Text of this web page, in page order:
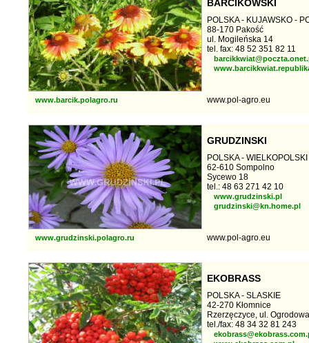
BARCIKOWSKI
POLSKA - KUJAWSKO -
88-170 Pakość
ul. Mogileńska 14
tel. fax: 48 52 351 82 11
www.barcik.polagro.ru www.pol-agro.eu
GRUDZINSKI
POLSKA - WIELKOPOLSKI
62-610 Sompolno
Sycewo 18
tel.: 48 63 271 42 10
www.grudzinski.pl
grudzinski@kn.home.pl
www.grudzinski.polagro.ru www.pol-agro.eu
EKOBRASS
POLSKA - SLASKIE
42-270 Kłomnice
Rzerzęczyce, ul.
tel./fax: 48 34 32 81 243